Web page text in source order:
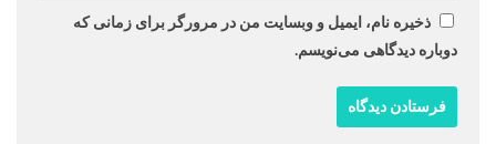
ذخیره نام، ایمیل و وبسایت من در مرورگر برای زمانی که
دوباره دیدگاهی می‌نویسم.